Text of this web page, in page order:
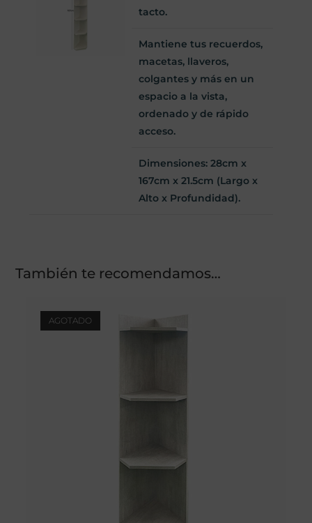
tacto.
Mantiene tus recuerdos,
macetas, llaveros,
colgantes y más en un
espacio a la vista,
ordenado y de rápido
acceso.
Dimensiones: 28cm x
167cm x 21.5cm (Largo x
Alto x Profundidad).
También te recomendamos…
AGOTADO